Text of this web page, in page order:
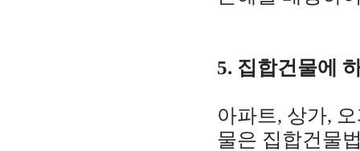
5. 집합건물에
아파트, 상가,
물은 집합건물